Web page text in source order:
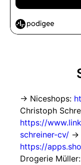
→ Niceshops:
Christoph
https://
schreiner-cv/ →
https://
Drogerie Müller: